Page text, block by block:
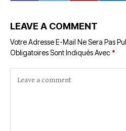
LEAVE A COMMENT
Votre Adresse E-Mail Ne Sera Pas
Obligatoires Sont Indiqués Avec*